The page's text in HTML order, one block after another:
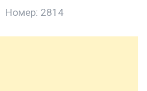
Номер: 2814